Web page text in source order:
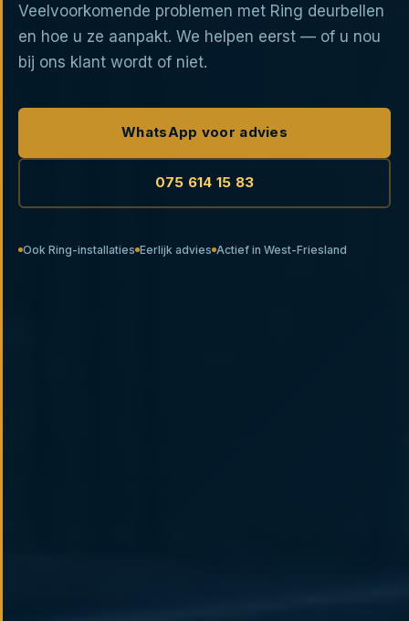
Veelvoorkomende problemen met Ring deurbellen
en hoe u ze aanpakt. We helpen eerst — of u nou
bij ons klant wordt of niet.
WhatsApp voor advies
075 614 15 83
Ook Ring-installaties Eerlijk advies Actief in West-Friesland